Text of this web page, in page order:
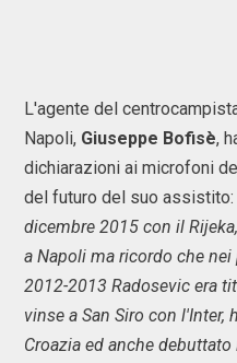
L'agente del
Napoli, Giuseppe Bofisè,
dichiarazioni ai microfoni de
del futuro del suo assistito:
dicembre 2015 con il
a Napoli ma ricordo che
2012-2013 Radosevic era
vinse a San Siro con
Croazia ed anche